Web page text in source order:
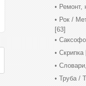
Ремонт,
Рок /
[63]
Скрипка
Труба /